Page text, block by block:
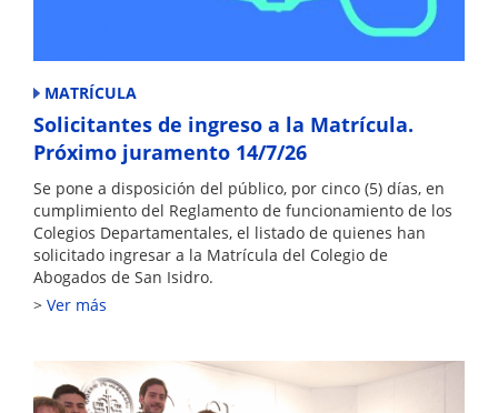
MATRÍCULA
Solicitantes de ingreso a la Matrícula.
Próximo juramento 14/7/26
Se pone a disposición del público, por cinco (5) días, en
cumplimiento del Reglamento de funcionamiento de los
Colegios Departamentales, el listado de quienes han
solicitado ingresar a la Matrícula del Colegio de
Abogados de San Isidro.
Ver más